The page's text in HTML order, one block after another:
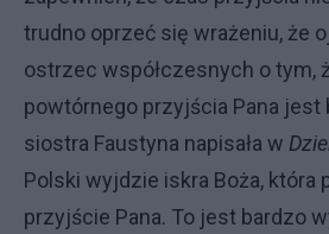
trudno oprzeć się wrażeniu, że
ostrzec współczesnych o tym,
powtórnego przyjścia Pana jest
siostra Faustyna napisała w
Polski wyjdzie iskra Boża, która
przyjście Pana. To jest bardzo